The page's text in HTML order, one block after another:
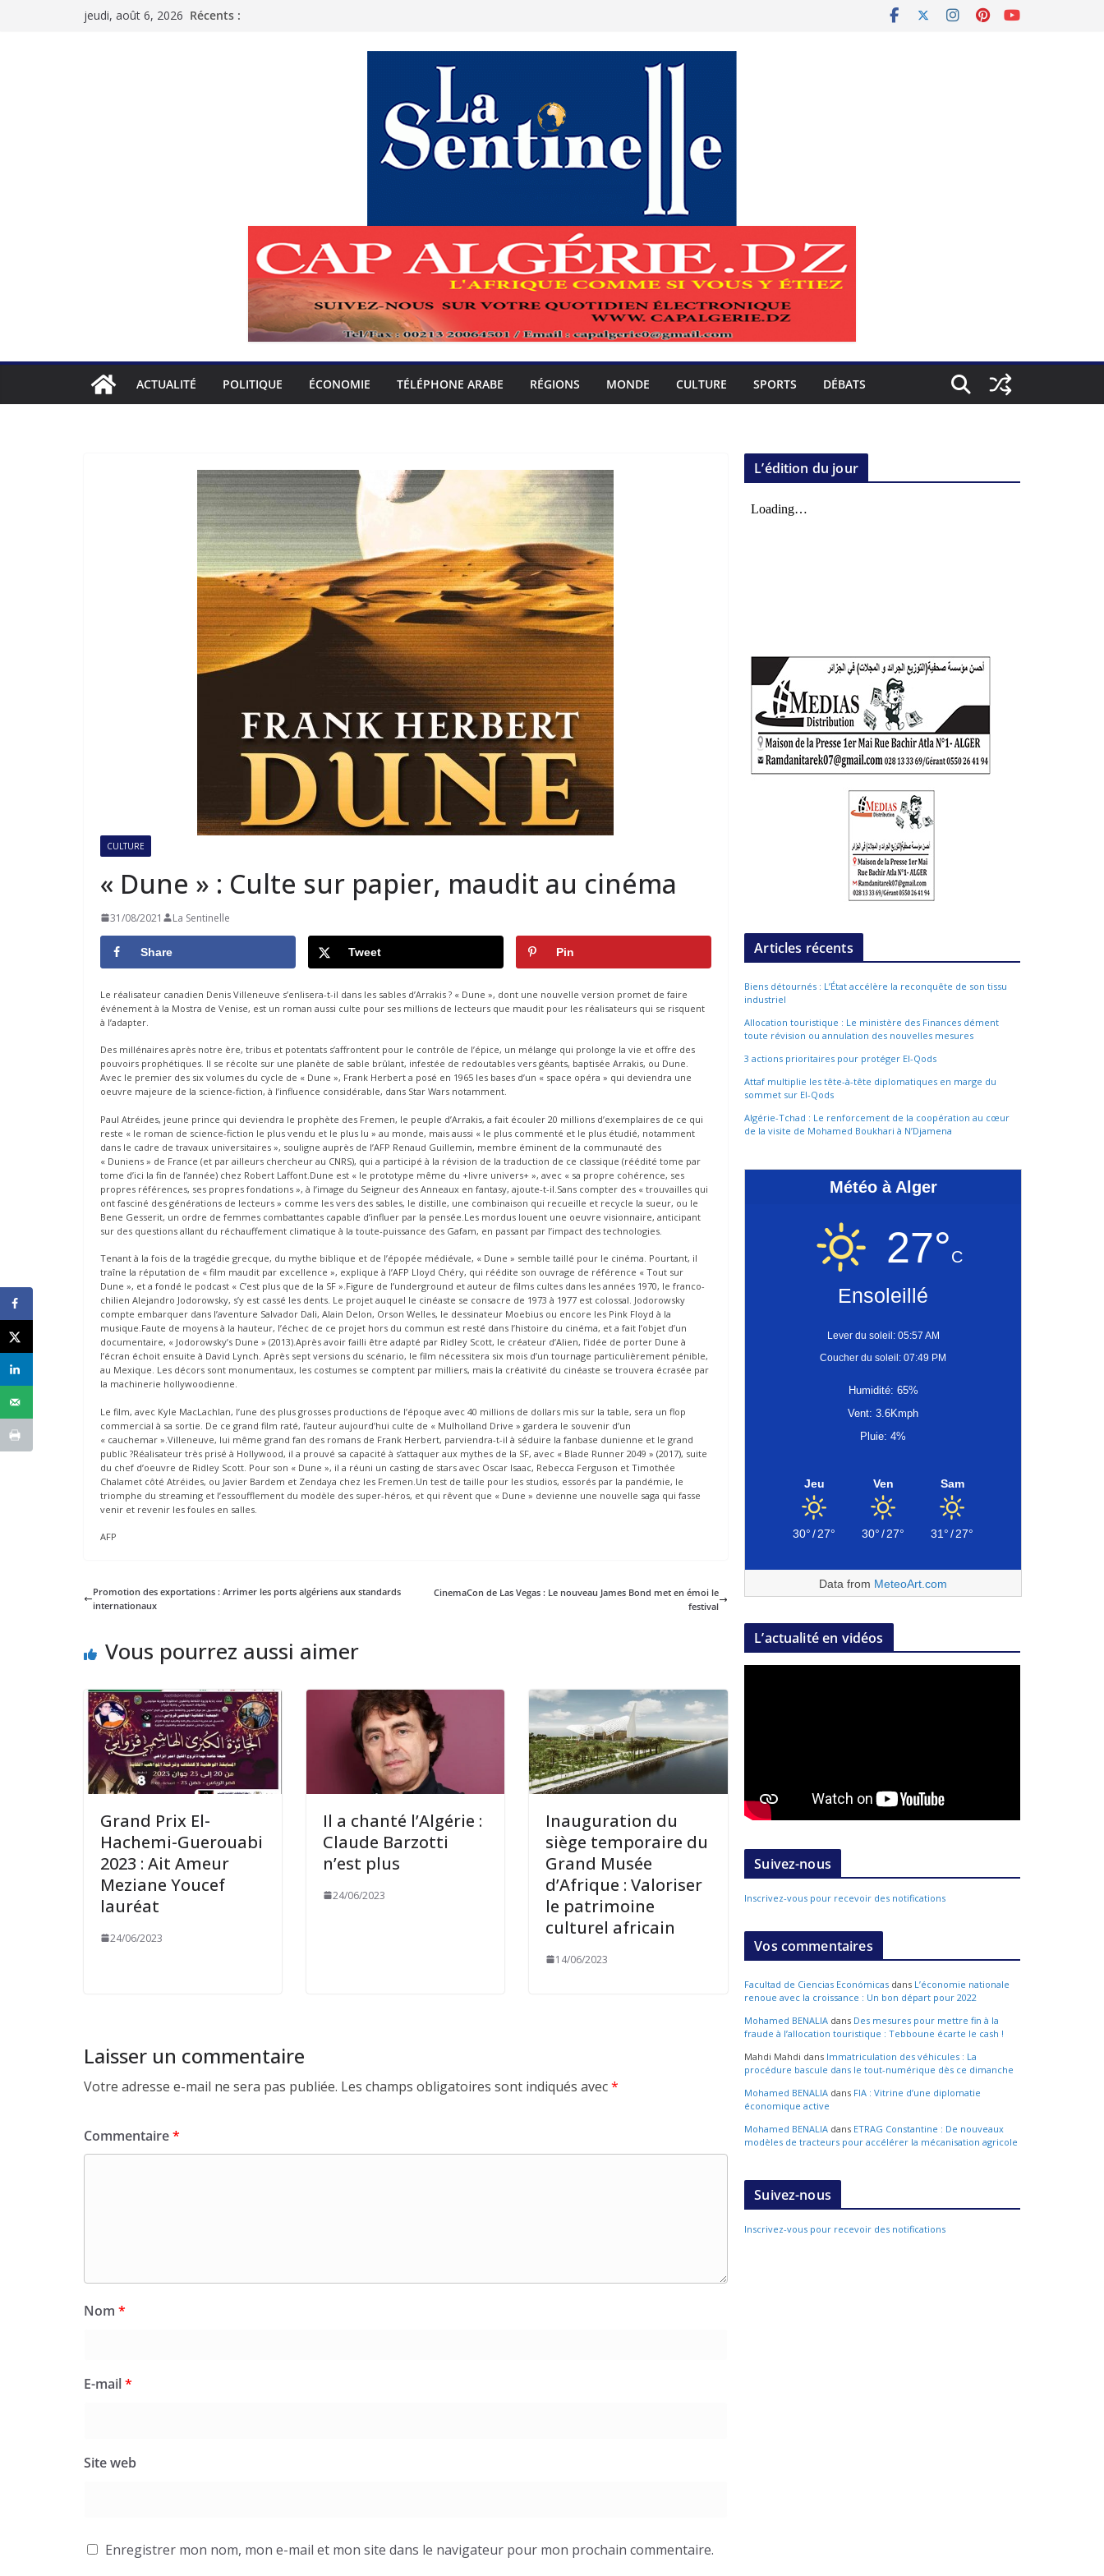
jeudi, août 6, 2026 Récents :
ACTUALITÉ POLITIQUE ÉCONOMIE TÉLÉPHONE ARABE RÉGIONS MONDE CULTURE SPORTS DÉBATS
CULTURE
« Dune » : Culte sur papier, maudit au cinéma
31/08/2021 La Sentinelle
Share Tweet Pin
Le réalisateur canadien Denis Villeneuve s’enlisera-t-il dans les sables d’Arrakis ? « Dune », dont une nouvelle version promet de faire
événement à la Mostra de Venise, est un roman aussi culte pour ses millions de lecteurs que maudit pour les réalisateurs qui se risquent
à l’adapter.
Des millénaires après notre ère, tribus et potentats s’affrontent pour le contrôle de l’épice, un mélange qui prolonge la vie et offre des
pouvoirs prophétiques. Il se récolte sur une planète de sable brûlant, infestée de redoutables vers géants, baptisée Arrakis, ou Dune.
Avec le premier des six volumes du cycle de « Dune », Frank Herbert a posé en 1965 les bases d’un « space opéra » qui deviendra une
oeuvre majeure de la science-fiction, à l’influence considérable, dans Star Wars notamment.
Paul Atréides, jeune prince qui deviendra le prophète des Fremen, le peuple d’Arrakis, a fait écouler 20 millions d’exemplaires de ce qui
reste « le roman de science-fiction le plus vendu et le plus lu » au monde, mais aussi « le plus commenté et le plus étudié, notamment
dans le cadre de travaux universitaires », souligne auprès de l’AFP Renaud Guillemin, membre éminent de la communauté des
« Duniens » de France (et par ailleurs chercheur au CNRS), qui a participé à la révision de la traduction de ce classique (réédité tome par
tome d’ici la fin de l’année) chez Robert Laffont.Dune est « le prototype même du +livre univers+ », avec « sa propre cohérence, ses
propres références, ses propres fondations », à l’image du Seigneur des Anneaux en fantasy, ajoute-t-il.Sans compter des « trouvailles qui
ont fasciné des générations de lecteurs » comme les vers des sables, le distille, une combinaison qui recueille et recycle la sueur, ou le
Bene Gesserit, un ordre de femmes combattantes capable d’influer par la pensée.Les mordus louent une oeuvre visionnaire, anticipant
sur des questions allant du réchauffement climatique à la toute-puissance des Gafam, en passant par l’impact des technologies.
Tenant à la fois de la tragédie grecque, du mythe biblique et de l’épopée médiévale, « Dune » semble taillé pour le cinéma. Pourtant, il
traîne la réputation de « film maudit par excellence », explique à l’AFP Lloyd Chéry, qui réédite son ouvrage de référence « Tout sur
Dune », et a fondé le podcast « C’est plus que de la SF ».Figure de l’underground et auteur de films cultes dans les années 1970, le franco-
chilien Alejandro Jodorowsky, s’y est cassé les dents. Le projet auquel le cinéaste se consacre de 1973 à 1977 est colossal. Jodorowsky
compte embarquer dans l’aventure Salvador Dali, Alain Delon, Orson Welles, le dessinateur Moebius ou encore les Pink Floyd à la
musique.Faute de moyens à la hauteur, l’échec de ce projet hors du commun est resté dans l’histoire du cinéma, et a fait l’objet d’un
documentaire, « Jodorowsky’s Dune » (2013).Après avoir failli être adapté par Ridley Scott, le créateur d’Alien, l’idée de porter Dune à
l’écran échoit ensuite à David Lynch. Après sept versions du scénario, le film nécessitera six mois d’un tournage particulièrement pénible,
au Mexique. Les décors sont monumentaux, les costumes se comptent par milliers, mais la créativité du cinéaste se trouvera écrasée par
la machinerie hollywoodienne.
Le film, avec Kyle MacLachlan, l’une des plus grosses productions de l’époque avec 40 millions de dollars mis sur la table, sera un flop
commercial à sa sortie. De ce grand film raté, l’auteur aujourd’hui culte de « Mulholland Drive » gardera le souvenir d’un
« cauchemar ».Villeneuve, lui même grand fan des romans de Frank Herbert, parviendra-t-il à séduire la fanbase dunienne et le grand
public ?Réalisateur très prisé à Hollywood, il a prouvé sa capacité à s’attaquer aux mythes de la SF, avec « Blade Runner 2049 » (2017), suite
du chef d’oeuvre de Ridley Scott. Pour son « Dune », il a réuni un casting de stars avec Oscar Isaac, Rebecca Ferguson et Timothée
Chalamet côté Atréides, ou Javier Bardem et Zendaya chez les Fremen.Un test de taille pour les studios, essorés par la pandémie, le
triomphe du streaming et l’essoufflement du modèle des super-héros, et qui rêvent que « Dune » devienne une nouvelle saga qui fasse
venir et revenir les foules en salles.
AFP
Promotion des exportations : Arrimer les ports algériens aux standards
internationaux
CinemaCon de Las Vegas : Le nouveau James Bond met en émoi le
festival
Vous pourrez aussi aimer
Grand Prix El-
Hachemi-Guerouabi
2023 : Ait Ameur
Meziane Youcef
lauréat
24/06/2023
Il a chanté l’Algérie :
Claude Barzotti
n’est plus
24/06/2023
Inauguration du
siège temporaire du
Grand Musée
d’Afrique : Valoriser
le patrimoine
culturel africain
14/06/2023
Laisser un commentaire
Votre adresse e-mail ne sera pas publiée. Les champs obligatoires sont indiqués avec*
Commentaire*
Nom *
E-mail*
Site web
Enregistrer mon nom, mon e-mail et mon site dans le navigateur pour mon prochain commentaire.
L’édition du jour
Articles récents
Biens détournés : L’État accélère la reconquête de son tissu
industriel
Allocation touristique : Le ministère des Finances dément
toute révision ou annulation des nouvelles mesures
3 actions prioritaires pour protéger El-Qods
Attaf multiplie les tête-à-tête diplomatiques en marge du
sommet sur El-Qods
Algérie-Tchad : Le renforcement de la coopération au cœur
de la visite de Mohamed Boukhari à N’Djamena
Météo à Alger
27°C
Ensoleillé
Lever du soleil: 05:57 AM
Coucher du soleil: 07:49 PM
Humidité: 65%
Vent: 3.6Kmph
Pluie: 4%
Jeu
30°/27°
Ven
30°/27°
Sam
31°/27°
Data from MeteoArt.com
L’actualité en vidéos
Suivez-nous
Inscrivez-vous pour recevoir des notifications
Vos commentaires
Facultad de Ciencias Económicas dans L’économie nationale
renoue avec la croissance : Un bon départ pour 2022
Mohamed BENALIA dans Des mesures pour mettre fin à la
fraude à l’allocation touristique : Tebboune écarte le cash !
Mahdi Mahdi dans Immatriculation des véhicules : La
procédure bascule dans le tout-numérique dès ce dimanche
Mohamed BENALIA dans FIA : Vitrine d’une diplomatie
économique active
Mohamed BENALIA dans ETRAG Constantine : De nouveaux
modèles de tracteurs pour accélérer la mécanisation agricole
Suivez-nous
Inscrivez-vous pour recevoir des notifications